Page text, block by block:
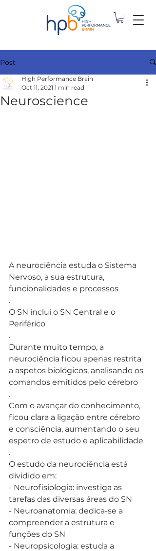
Post
Neuroscience
High Performance Brain
Oct 11, 2021 1 min read
A neurociência estuda o Sistema
Nervoso, a sua estrutura,
funcionalidades e processos
.
O SN inclui o SN Central e o
Periférico
.
Durante muito tempo, a
neurociência ficou apenas restrita
a aspetos biológicos, analisando os
comandos emitidos pelo cérebro
.
Com o avançar do conhecimento,
ficou clara a ligação entre cérebro
e consciência, aumentando o seu
espetro de estudo e aplicabilidade
.
O estudo da neurociência está
dividido em:
- Neurofisiologia: investiga as
tarefas das diversas áreas do SN
- Neuroanatomia: dedica-se a
compreender a estrutura e
funções do SN
- Neuropsicologia: estuda a